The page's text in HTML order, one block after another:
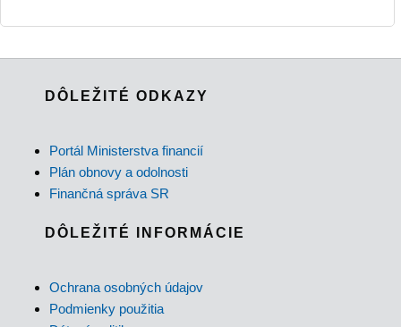
DÔLEŽITÉ ODKAZY
Portál Ministerstva financií
Plán obnovy a odolnosti
Finančná správa SR
DÔLEŽITÉ INFORMÁCIE
Ochrana osobných údajov
Podmienky použitia